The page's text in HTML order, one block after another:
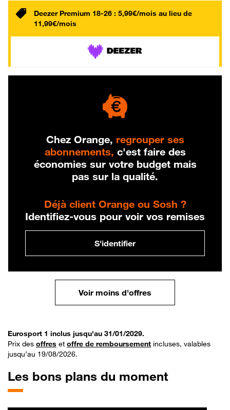
Deezer Premium 18-26 : 5,99€/mois au lieu de
11,99€/mois
Chez Orange, regrouper ses
abonnements, c'est faire des
économies sur votre budget mais
pas sur la qualité.
Déjà client Orange ou Sosh ?
Identifiez-vous pour voir vos remises
S'identifier
Voir moins d'offres
Eurosport 1 inclus jusqu'au 31/01/2029.
Prix des offres et offre de remboursement incluses, valables
jusqu’au 19/08/2026.
Les bons plans du moment